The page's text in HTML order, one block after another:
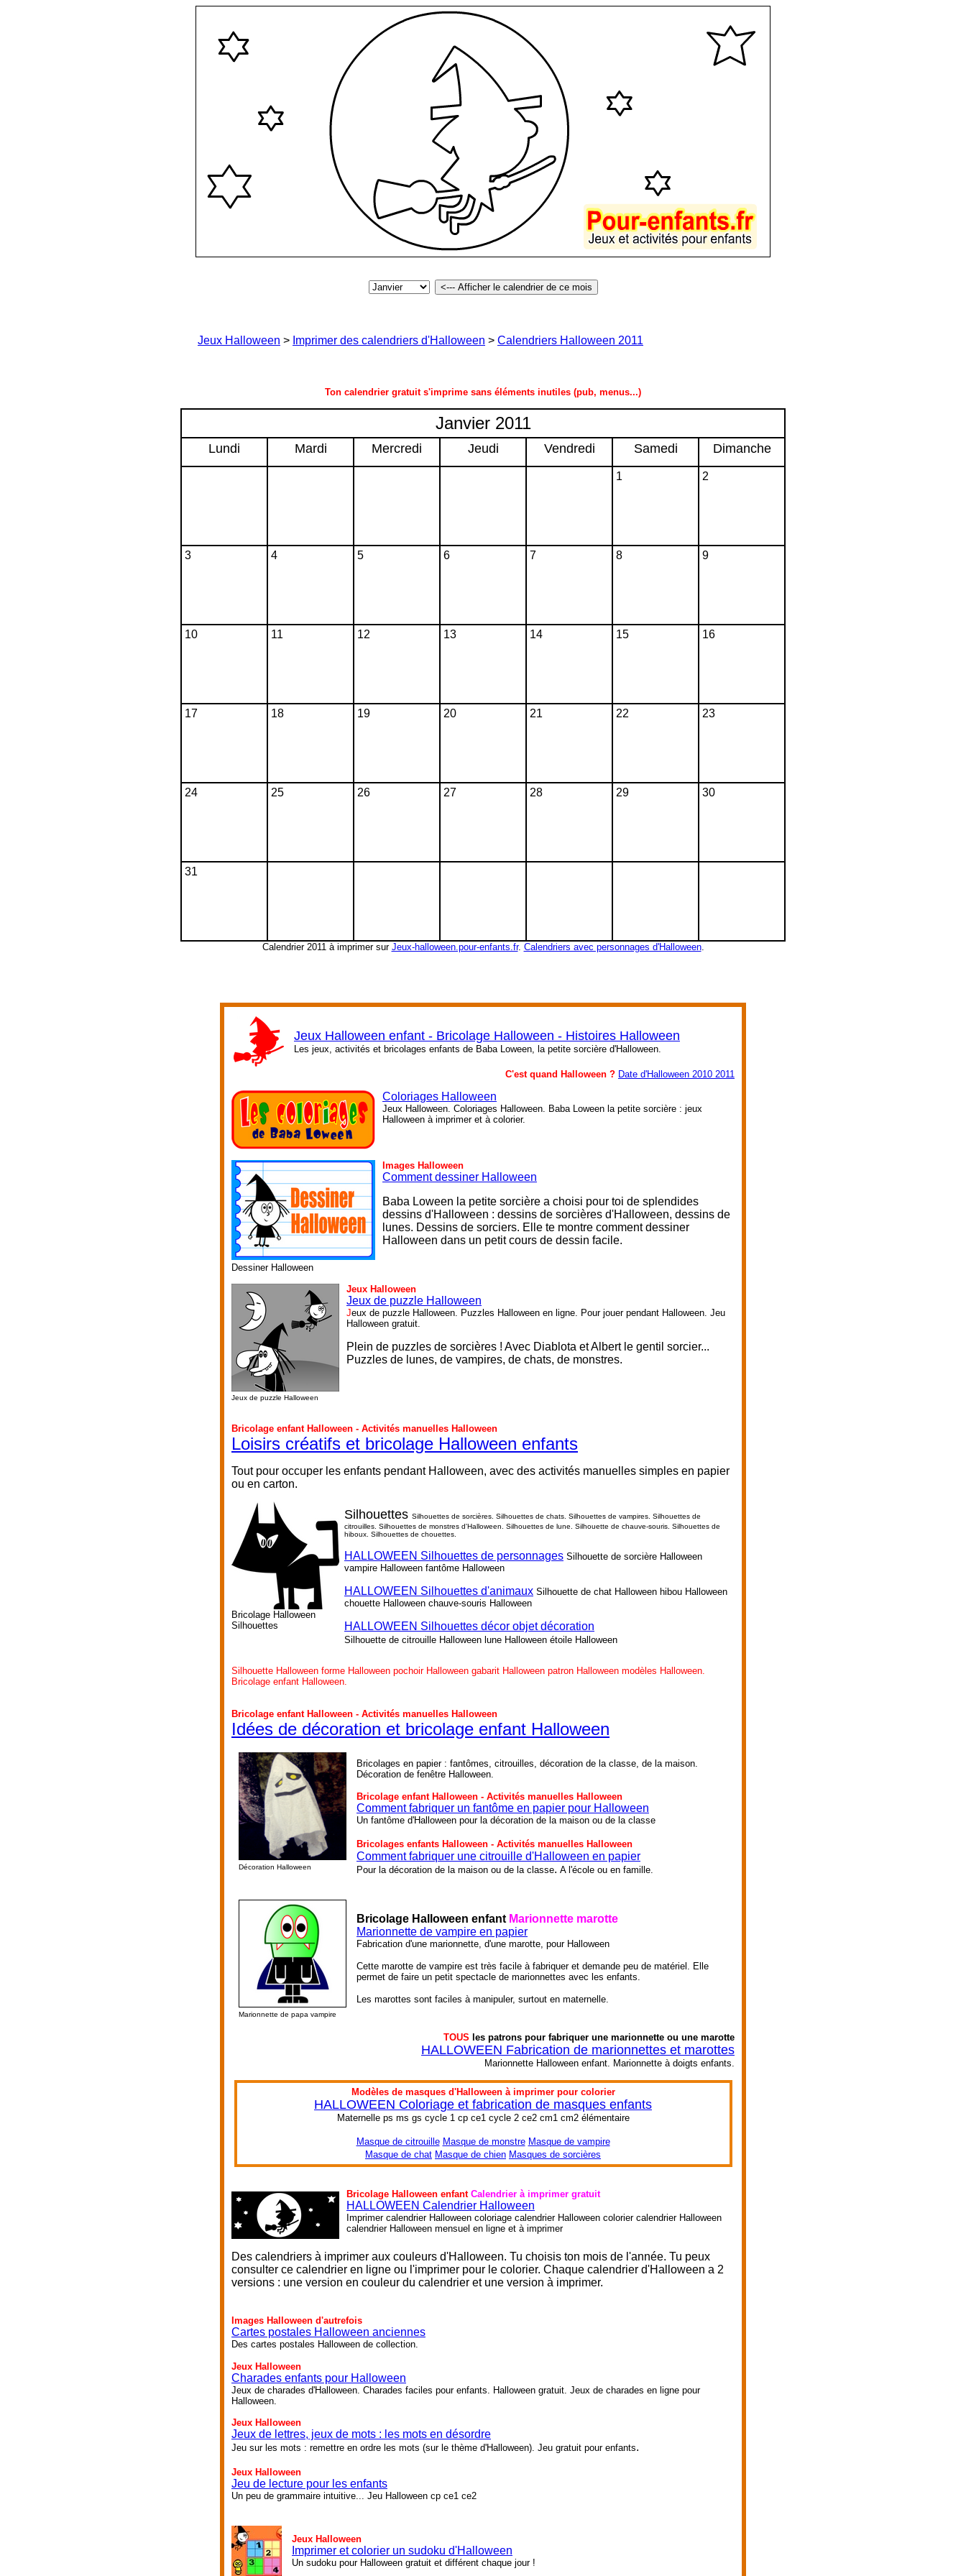
Jeux Halloween > Imprimer des calendriers d'Halloween > Calendriers Halloween 2011
Ton calendrier gratuit s'imprime sans éléments inutiles (pub, menus...)
Janvier 2011
Lundi Mardi Mercredi Jeudi Vendredi Samedi Dimanche
1 2
3 4 5 6 7 8 9
10 11 12 13 14 15 16
17 18 19 20 21 22 23
24 25 26 27 28 29 30
31
Calendrier 2011 à imprimer sur Jeux-halloween.pour-enfants.fr. Calendriers avec personnages d'Halloween.
Jeux Halloween enfant - Bricolage Halloween - Histoires Halloween
Les jeux, activités et bricolages enfants de Baba Loween, la petite sorcière d'Halloween.
C'est quand Halloween ? Date d'Halloween 2010 2011
Coloriages Halloween
Jeux Halloween. Coloriages Halloween. Baba Loween la petite sorcière : jeux
Halloween à imprimer et à colorier.
Dessiner Halloween
Images Halloween
Comment dessiner Halloween
Baba Loween la petite sorcière a choisi pour toi de splendides
dessins d'Halloween : dessins de sorcières d'Halloween, dessins de
lunes. Dessins de sorciers. Elle te montre comment dessiner
Halloween dans un petit cours de dessin facile.
Jeux de puzzle Halloween
Jeux Halloween
Jeux de puzzle Halloween
Jeux de puzzle Halloween. Puzzles Halloween en ligne. Pour jouer pendant Halloween. Jeu
Halloween gratuit.
Plein de puzzles de sorcières ! Avec Diablota et Albert le gentil sorcier...
Puzzles de lunes, de vampires, de chats, de monstres.
Bricolage enfant Halloween - Activités manuelles Halloween
Loisirs créatifs et bricolage Halloween enfants
Tout pour occuper les enfants pendant Halloween, avec des activités manuelles simples en papier
ou en carton.
Bricolage Halloween
Silhouettes
Silhouettes Silhouettes de sorcières. Silhouettes de chats. Silhouettes de vampires. Silhouettes de
citrouilles. Silhouettes de monstres d'Halloween. Silhouettes de lune. Silhouette de chauve-souris. Silhouettes de
hiboux. Silhouettes de chouettes.
HALLOWEEN Silhouettes de personnages Silhouette de sorcière Halloween
vampire Halloween fantôme Halloween
HALLOWEEN Silhouettes d'animaux Silhouette de chat Halloween hibou Halloween
chouette Halloween chauve-souris Halloween
HALLOWEEN Silhouettes décor objet décoration
Silhouette de citrouille Halloween lune Halloween étoile Halloween
Silhouette Halloween forme Halloween pochoir Halloween gabarit Halloween patron Halloween modèles Halloween.
Bricolage enfant Halloween.
Bricolage enfant Halloween - Activités manuelles Halloween
Idées de décoration et bricolage enfant Halloween
Décoration Halloween
Bricolages en papier : fantômes, citrouilles, décoration de la classe, de la maison.
Décoration de fenêtre Halloween.
Bricolage enfant Halloween - Activités manuelles Halloween
Comment fabriquer un fantôme en papier pour Halloween
Un fantôme d'Halloween pour la décoration de la maison ou de la classe
Bricolages enfants Halloween - Activités manuelles Halloween
Comment fabriquer une citrouille d'Halloween en papier
Pour la décoration de la maison ou de la classe. A l'école ou en famille.
Marionnette de papa vampire
Bricolage Halloween enfant Marionnette marotte
Marionnette de vampire en papier
Fabrication d'une marionnette, d'une marotte, pour Halloween
Cette marotte de vampire est très facile à fabriquer et demande peu de matériel. Elle
permet de faire un petit spectacle de marionnettes avec les enfants.
Les marottes sont faciles à manipuler, surtout en maternelle.
TOUS les patrons pour fabriquer une marionnette ou une marotte
HALLOWEEN Fabrication de marionnettes et marottes
Marionnette Halloween enfant. Marionnette à doigts enfants.
Modèles de masques d'Halloween à imprimer pour colorier
HALLOWEEN Coloriage et fabrication de masques enfants
Maternelle ps ms gs cycle 1 cp ce1 cycle 2 ce2 cm1 cm2 élémentaire
Masque de citrouille Masque de monstre Masque de vampire
Masque de chat Masque de chien Masques de sorcières
Bricolage Halloween enfant Calendrier à imprimer gratuit
HALLOWEEN Calendrier Halloween
Imprimer calendrier Halloween coloriage calendrier Halloween colorier calendrier Halloween
calendrier Halloween mensuel en ligne et à imprimer
Des calendriers à imprimer aux couleurs d'Halloween. Tu choisis ton mois de l'année. Tu peux
consulter ce calendrier en ligne ou l'imprimer pour le colorier. Chaque calendrier d'Halloween a 2
versions : une version en couleur du calendrier et une version à imprimer.
Images Halloween d'autrefois
Cartes postales Halloween anciennes
Des cartes postales Halloween de collection.
Jeux Halloween
Charades enfants pour Halloween
Jeux de charades d'Halloween. Charades faciles pour enfants. Halloween gratuit. Jeux de charades en ligne pour
Halloween.
Jeux Halloween
Jeux de lettres, jeux de mots : les mots en désordre
Jeu sur les mots : remettre en ordre les mots (sur le thème d'Halloween). Jeu gratuit pour enfants.
Jeux Halloween
Jeu de lecture pour les enfants
Un peu de grammaire intuitive... Jeu Halloween cp ce1 ce2
Jeux Halloween
Imprimer et colorier un sudoku d'Halloween
Un sudoku pour Halloween gratuit et différent chaque jour !